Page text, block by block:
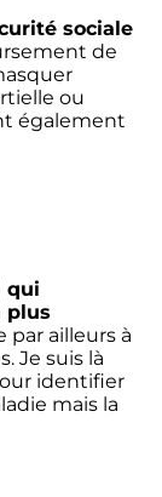
sociale
de
ou
également
qui
plus
par ailleurs à
Je suis là
identifier
mais la